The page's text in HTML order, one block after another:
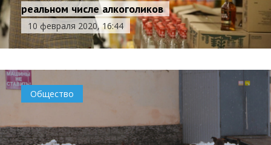
реальном числе алкоголиков
10 февраля 2020, 16:44
Общество